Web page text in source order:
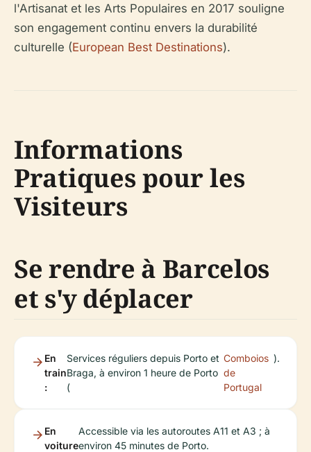
l'Artisanat et les Arts Populaires en 2017 souligne
son engagement continu envers la durabilité
culturelle (European Best Destinations).
Informations
Pratiques pour les
Visiteurs
Se rendre à Barcelos
et s'y déplacer
En
train
:
Services réguliers depuis Porto et
Braga, à environ 1 heure de Porto
(
Comboios
de
Portugal
).
En
voiture
Accessible via les autoroutes A11 et A3 ; à
environ 45 minutes de Porto.